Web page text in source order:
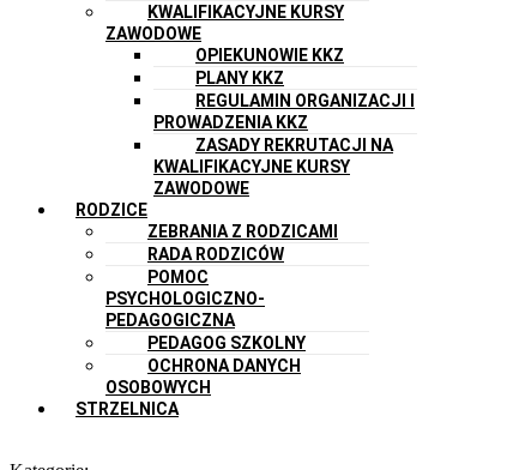
KWALIFIKACYJNE KURSY
ZAWODOWE
OPIEKUNOWIE KKZ
PLANY KKZ
REGULAMIN ORGANIZACJI I
PROWADZENIA KKZ
ZASADY REKRUTACJI NA
KWALIFIKACYJNE KURSY
ZAWODOWE
RODZICE
ZEBRANIA Z RODZICAMI
RADA RODZICÓW
POMOC
PSYCHOLOGICZNO-
PEDAGOGICZNA
PEDAGOG SZKOLNY
OCHRONA DANYCH
OSOBOWYCH
STRZELNICA